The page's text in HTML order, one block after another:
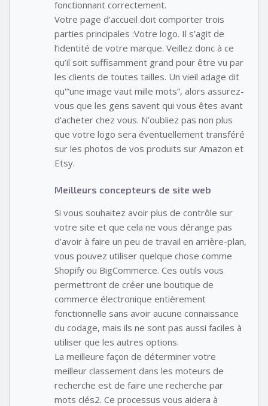
fonctionnant correctement.
Votre page d’accueil doit comporter trois
parties principales :Votre logo. Il s’agit de
l’identité de votre marque. Veillez donc à ce
qu’il soit suffisamment grand pour être vu par
les clients de toutes tailles. Un vieil adage dit
qu'”une image vaut mille mots”, alors assurez-
vous que les gens savent qui vous êtes avant
d’acheter chez vous. N’oubliez pas non plus
que votre logo sera éventuellement transféré
sur les photos de vos produits sur Amazon et
Etsy.
Meilleurs concepteurs de site web
Si vous souhaitez avoir plus de contrôle sur
votre site et que cela ne vous dérange pas
d’avoir à faire un peu de travail en arrière-plan,
vous pouvez utiliser quelque chose comme
Shopify ou BigCommerce. Ces outils vous
permettront de créer une boutique de
commerce électronique entièrement
fonctionnelle sans avoir aucune connaissance
du codage, mais ils ne sont pas aussi faciles à
utiliser que les autres options.
La meilleure façon de déterminer votre
meilleur classement dans les moteurs de
recherche est de faire une recherche par
mots clés2. Ce processus vous aidera à